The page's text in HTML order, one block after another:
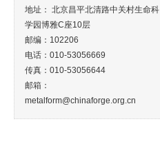
地址： 北京昌平北清路中关村生命科
学园博雅C座10层
邮编：102206
电话：010-53056669
传真：010-53056644
邮箱：
metalform@chinaforge.org.cn